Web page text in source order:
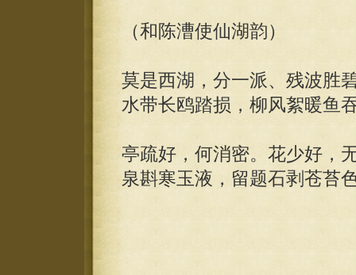
（和陈漕使仙湖韵）
莫是西湖，分一派、残波胜
水带长鸥踏损，柳风絮暖鱼
亭疏好，何消密。花少好，
泉斟寒玉液，留题石剥苍苔